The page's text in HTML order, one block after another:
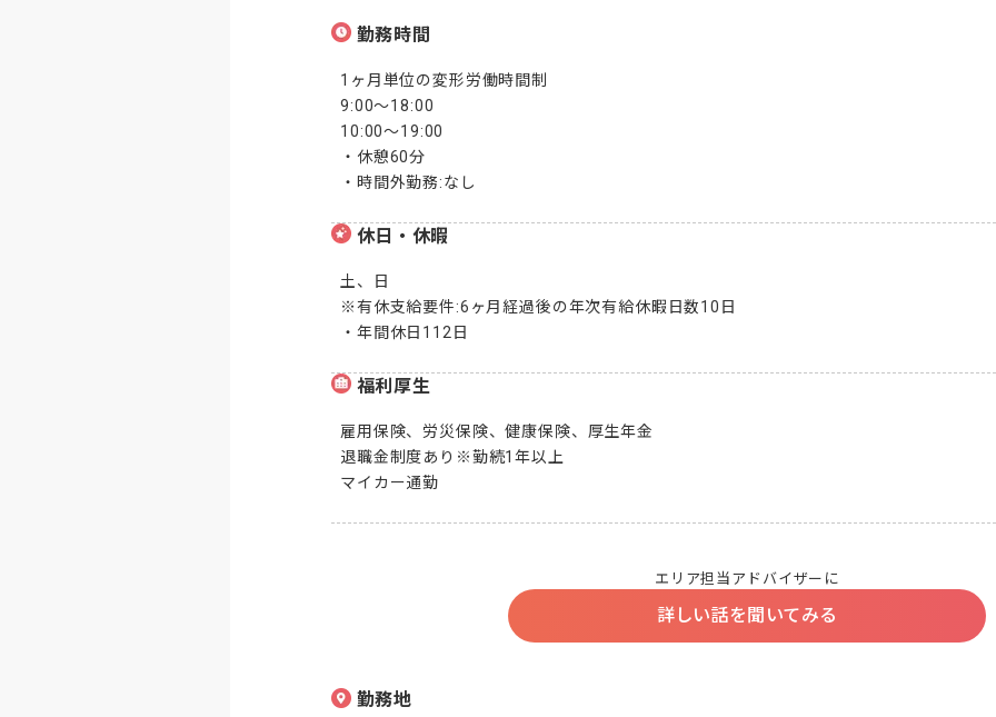
勤務時間
1ヶ月単位の変形労働時間制
9:00～18:00
10:00～19:00
・休憩60分
・時間外勤務:なし
休日・休暇
土、日
※有休支給要件:6ヶ月経過後の年次有給休暇日数10日
・年間休日112日
福利厚生
雇用保険、労災保険、健康保険、厚生年金
退職金制度あり※勤続1年以上
マイカー通勤
エリア担当アドバイザーに
詳しい話を聞いてみる
勤務地